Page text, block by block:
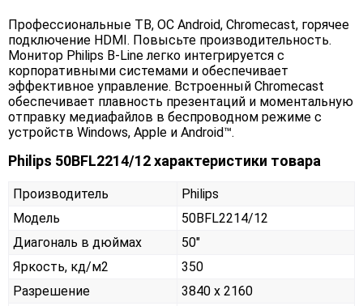
Профессиональные ТВ, ОС Android, Chromecast, горячее
подключение HDMI. Повысьте производительность.
Монитор Philips B-Line легко интегрируется с
корпоративными системами и обеспечивает
эффективное управление. Встроенный Chromecast
обеспечивает плавность презентаций и моментальную
отправку медиафайлов в беспроводном режиме с
устройств Windows, Apple и Android™.
Philips 50BFL2214/12 характеристики товара
Производитель
Philips
Модель
50BFL2214/12
Диагональ в дюймах
50"
Яркость, кд/м2
350
Разрешение
3840 x 2160